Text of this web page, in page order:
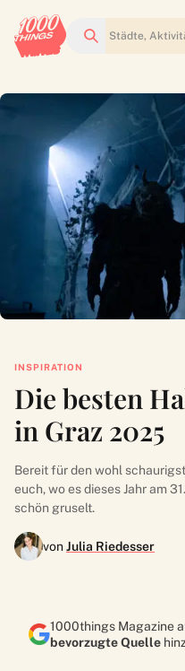
Suchen
INSPIRATION
Die besten
in Graz 2025
Bereit für den wohl
euch, wo es dieses Jahr am
schön gruselt.
vonJulia Riedesser
1000things Magazine
bevorzugte Quelle